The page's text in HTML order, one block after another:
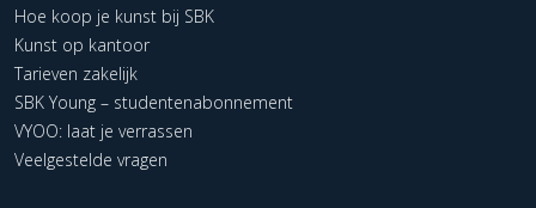
Hoe koop je kunst bij SBK
Kunst op kantoor
Tarieven zakelijk
SBK Young – studentenabonnement
VYOO: laat je verrassen
Veelgestelde vragen